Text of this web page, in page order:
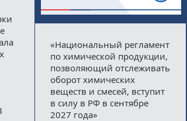
«Национальный регламент
по химической продукции,
позволяющий отслеживать
оборот химических
веществ и смесей, вступит
в силу в РФ в сентябре
2027 года»